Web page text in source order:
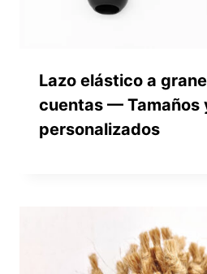
Lazo elástico a
cuentas — Tamaños
personalizados